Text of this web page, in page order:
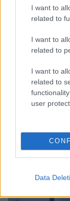
I want to
related to
I want to
related to
I want to
related to
user
Data
Sicilia
Matteo Pellegrino ·